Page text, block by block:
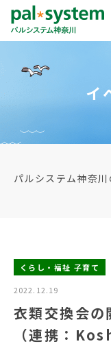
イ
パルシステム神奈川
くらし・福祉 子育て
2022.12.19
衣類交換会の
（連携：